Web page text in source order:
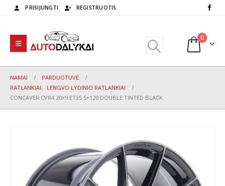
PRISIJUNGTI REGISTRUOTIS
0
NAMAI
PARDUOTUVĖ
RATLANKIAI,
LENGVO LYDINIO RATLANKIAI
CONCAVER CVR4 20×9 ET35 5×120 DOUBLE TINTED BLACK